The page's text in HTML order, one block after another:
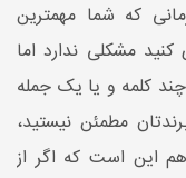
که شما مهمترین
کنید مشکلی ندارد اما
کلمه و یا یک جمله
مطمئن نیستید،
هم این است که اگر از